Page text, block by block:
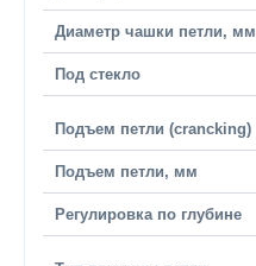
Диаметр чашки петли, мм
Под стекло
Подъем петли (crancking)
Подъем петли, мм
Регулировка по глубине